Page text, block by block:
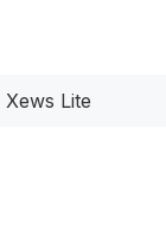
Xews Lite